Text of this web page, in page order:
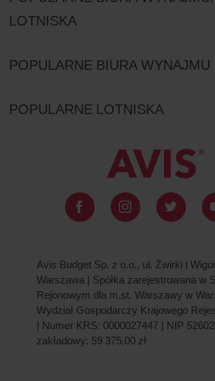
LOTNISKA
POPULARNE BIURA WYNAJMU
POPULARNE LOTNISKA
Avis Budget Sp. z o.o., ul. Żwirki i
Warszawa | Spółka zarejestrowana w
Rejonowym dla m.st. Warszawy w
Wydział Gospodarczy Krajowego
| Numer KRS: 0000027447 | NIP
zakładowy: 59 375,00 zł